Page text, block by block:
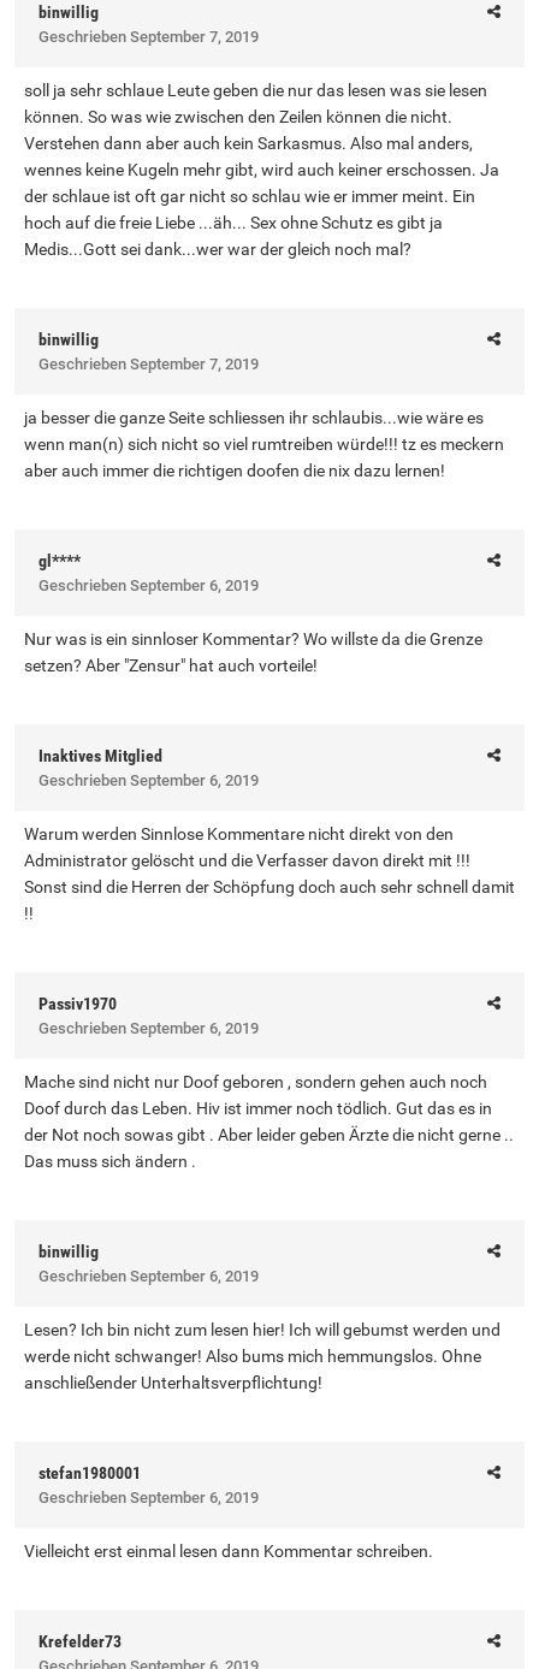
binwillig
Geschrieben September 7, 2019
soll ja sehr schlaue Leute geben die nur das lesen was sie lesen
können. So was wie zwischen den Zeilen können die nicht.
Verstehen dann aber auch kein Sarkasmus. Also mal anders,
wennes keine Kugeln mehr gibt, wird auch keiner erschossen. Ja
der schlaue ist oft gar nicht so schlau wie er immer meint. Ein
hoch auf die freie Liebe ...äh... Sex ohne Schutz es gibt ja
Medis...Gott sei dank...wer war der gleich noch mal?
binwillig
Geschrieben September 7, 2019
ja besser die ganze Seite schliessen ihr schlaubis...wie wäre es
wenn man(n) sich nicht so viel rumtreiben würde!!! tz es meckern
aber auch immer die richtigen doofen die nix dazu lernen!
gl****
Geschrieben September 6, 2019
Nur was is ein sinnloser Kommentar? Wo willste da die Grenze
setzen? Aber "Zensur" hat auch vorteile!
Inaktives Mitglied
Geschrieben September 6, 2019
Warum werden Sinnlose Kommentare nicht direkt von den
Administrator gelöscht und die Verfasser davon direkt mit !!!
Sonst sind die Herren der Schöpfung doch auch sehr schnell damit
!!
Passiv1970
Geschrieben September 6, 2019
Mache sind nicht nur Doof geboren , sondern gehen auch noch
Doof durch das Leben. Hiv ist immer noch tödlich. Gut das es in
der Not noch sowas gibt . Aber leider geben Ärzte die nicht gerne ..
Das muss sich ändern .
binwillig
Geschrieben September 6, 2019
Lesen? Ich bin nicht zum lesen hier! Ich will gebumst werden und
werde nicht schwanger! Also bums mich hemmungslos. Ohne
anschließender Unterhaltsverpflichtung!
stefan1980001
Geschrieben September 6, 2019
Vielleicht erst einmal lesen dann Kommentar schreiben.
Krefelder73